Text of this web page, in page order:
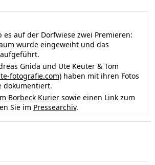
es auf der Dorfwiese zwei Premieren:
wurde eingeweiht und das
Gnida und Ute Keuter & Tom
fotografie.com) haben mit ihren Fotos
dokumentiert.
Borbeck Kurier sowie einen Link zum
Sie im Pressearchiv.